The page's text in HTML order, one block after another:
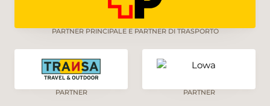
PARTNER PRINCIPALE E PARTNER DI TRASPORTO
PARTNER PARTNER